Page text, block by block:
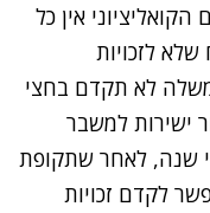
אין כל
לזכויות
לא תקדם בחצי
ישירות למשבר
שנה, לאחר שתקופת
לקדם זכויות